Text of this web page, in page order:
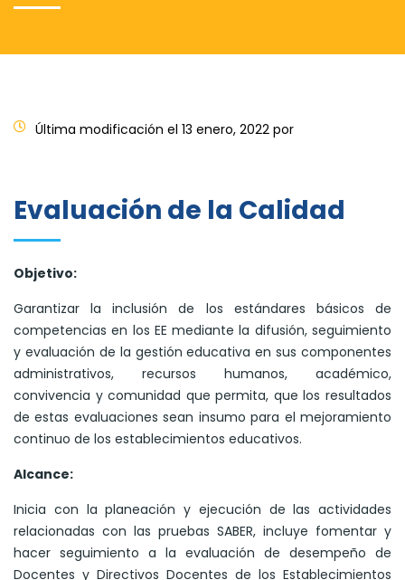
Última modificación el 13 enero, 2022 por
Evaluación de la Calidad
Objetivo:
Garantizar la inclusión de los estándares básicos de
competencias en los EE mediante la difusión, seguimiento
y evaluación de la gestión educativa en sus componentes
administrativos, recursos humanos, académico,
convivencia y comunidad que permita, que los resultados
de estas evaluaciones sean insumo para el mejoramiento
continuo de los establecimientos educativos.
Alcance:
Inicia con la planeación y ejecución de las actividades
relacionadas con las pruebas SABER, incluye fomentar y
hacer seguimiento a la evaluación de desempeño de
Docentes y Directivos Docentes de los Establecimientos